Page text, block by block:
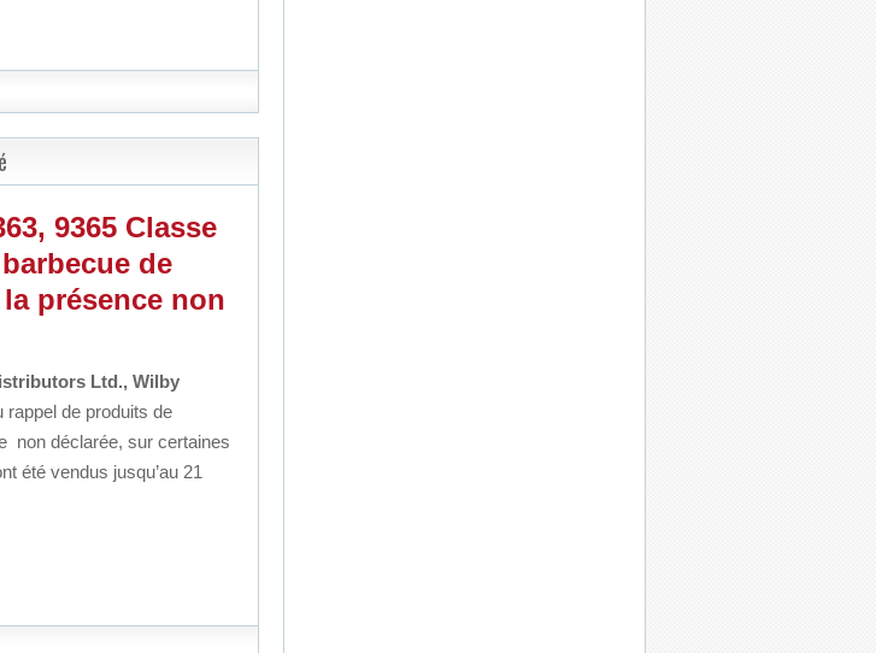
9365 Classe
de
présence non
Ltd., Wilby
rappel de produits de
non déclarée, sur certaines
été vendus jusqu’au 21